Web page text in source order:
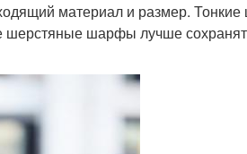
материал и размер.
шерстяные шарфы лучше